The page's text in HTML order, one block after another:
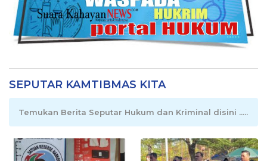
SEPUTAR KAMTIBMAS KITA
Temukan Berita Seputar Hukum dan Kriminal disini .....